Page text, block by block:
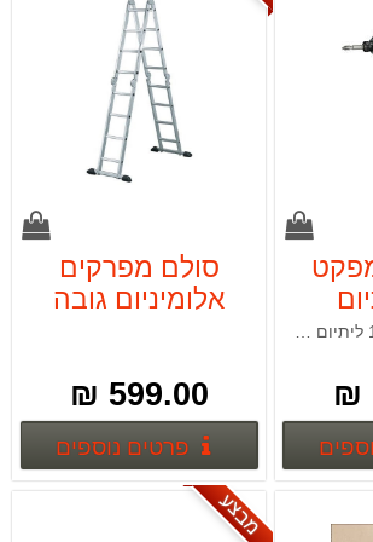
מברגה אימפקט "1/4 ליתיום HITACHI WH10DAL מנוע עוגן ושדה+ פחמים
פרטים נוספים
סולם מפרקים
אלומיניום גובה
599.00 ₪
פרטים נוספים
מבצע